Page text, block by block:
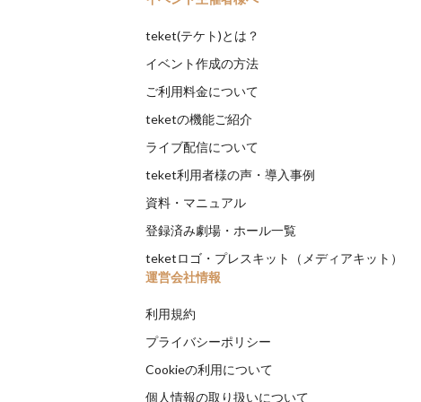
teket(テケト)とは？
イベント作成の方法
ご利用料金について
teketの機能ご紹介
ライブ配信について
teket利用者様の声・導入事例
資料・マニュアル
登録済み劇場・ホール一覧
teketロゴ・プレスキット（メディアキット）
運営会社情報
利用規約
プライバシーポリシー
Cookieの利用について
個人情報の取り扱いについて